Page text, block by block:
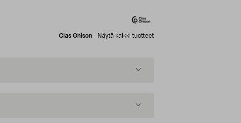
Clas Ohlson - Näytä kaikki tuotteet